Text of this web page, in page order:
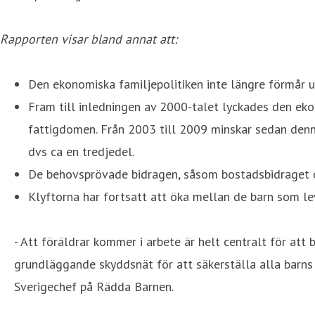
Rapporten visar bland annat att:
Den ekonomiska familjepolitiken inte längre
Fram till inledningen av 2000-talet lyckades den
fattigdomen. Från 2003 till 2009 minskar sedan
dvs ca en tredjedel.
De behovsprövade bidragen, såsom
Klyftorna har fortsatt att öka mellan de barn som
- Att föräldrar kommer i arbete är helt centralt för att
grundläggande skyddsnät för att säkerställa alla
Sverigechef på Rädda Barnen.